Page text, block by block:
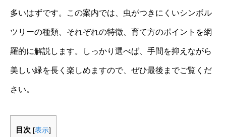
多いはずです。この案内では、虫がつきにくいシンボル
ツリーの種類、それぞれの特徴、育て方のポイントを網
羅的に解説します。しっかり選べば、手間を抑えながら
美しい緑を長く楽しめますので、ぜひ最後までご覧くだ
さい。
目次 [表示]